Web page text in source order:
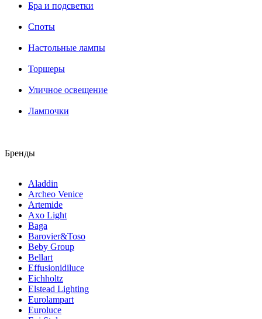
Бра и подсветки
Споты
Настольные лампы
Торшеры
Уличное освещение
Лампочки
Бренды
Aladdin
Archeo Venice
Artemide
Axo Light
Baga
Barovier&Toso
Beby Group
Bellart
Effusionidiluce
Eichholtz
Elstead Lighting
Eurolampart
Euroluce